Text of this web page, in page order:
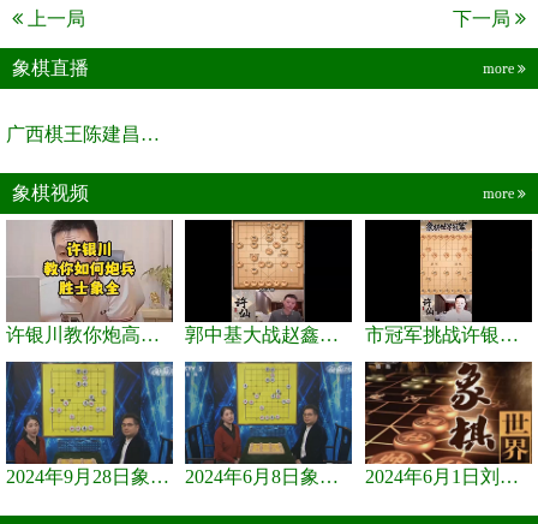
上一局 下一局
象棋直播 more
广西棋王陈建昌直播间
象棋视频 more
许银川教你炮高兵士象全如何赢士象全，简单四步即可 郭中基大战赵鑫鑫，许银川激情讲解 市冠军挑战许银川，急进中兵变化真激烈！
2024年9月28日象棋世界栏目，刘君、蒋川讲解了第九届杨官璘杯象棋... 2024年6月8日象棋世界，刘君、蒋川讲解了第九届杨官璘杯全国象棋... 2024年6月1日刘君、蒋川讲解第三届上海杯象棋大师赛谢靖与李少庚...